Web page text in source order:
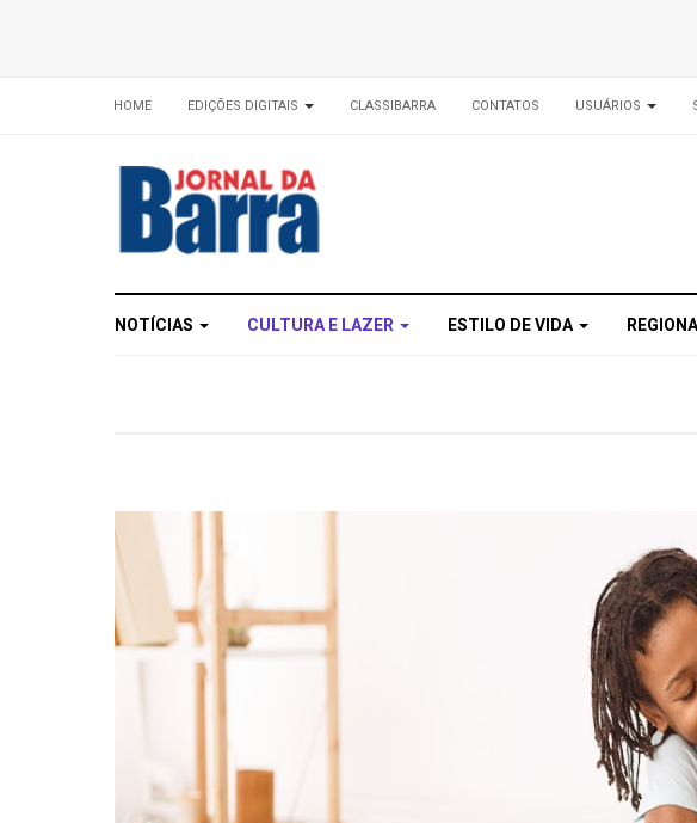
HOME EDIÇÕES DIGITAIS CLASSIBARRA CONTATOS USUÁRIOS
NOTÍCIAS CULTURA E LAZER ESTILO DE VIDA